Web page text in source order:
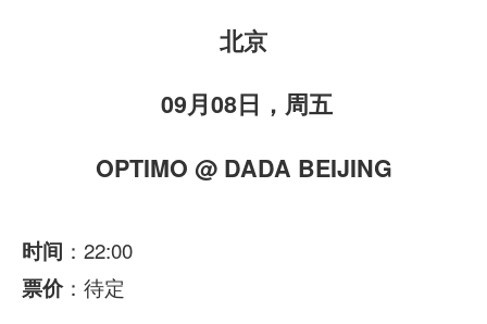
北京
09月08日，周五
OPTIMO @ DADA BEIJING
时间 ：22:00
票价：待定